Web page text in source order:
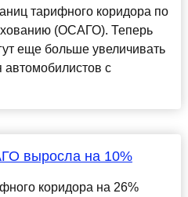
тарифного коридора по
(ОСАГО). Теперь
еще больше увеличивать
автомобилистов с
выросла на 10%
коридора на 26%